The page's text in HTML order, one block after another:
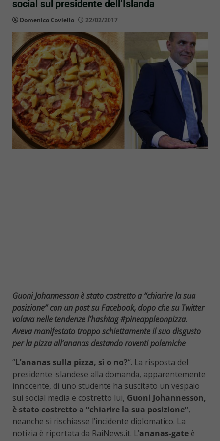
social sul presidente dell’Islanda
Domenico Coviello 22/02/2017
Guoni Johannesson è stato costretto a “chiarire la sua
posizione” con un post su Facebook, dopo che su Twitter
volava nelle tendenze l’hashtag #pineappleonpizza.
Aveva manifestato troppo schiettamente il suo disgusto
per la pizza all’ananas destando roventi polemiche
“L’ananas sulla pizza, sì o no?“. La risposta del
presidente islandese alla domanda, apparentemente
innocente, di uno studente ha suscitato un vespaio
sui social media e costretto lui, Guoni Johannesson,
è stato costretto a “chiarire la sua posizione”,
neanche si rischiasse l’incidente diplomatico. La
notizia è riportata da RaiNews.it. L’ananas-gate è